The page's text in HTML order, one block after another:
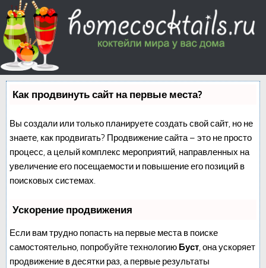
Как продвинуть сайт на первые места?
Вы создали или только планируете создать свой сайт, но не
знаете, как продвигать? Продвижение сайта – это не просто
процесс, а целый комплекс мероприятий, направленных на
увеличение его посещаемости и повышение его позиций в
поисковых системах.
Ускорение продвижения
Если вам трудно попасть на первые места в поиске
самостоятельно, попробуйте технологию Буст, она ускоряет
продвижение в десятки раз, а первые результаты